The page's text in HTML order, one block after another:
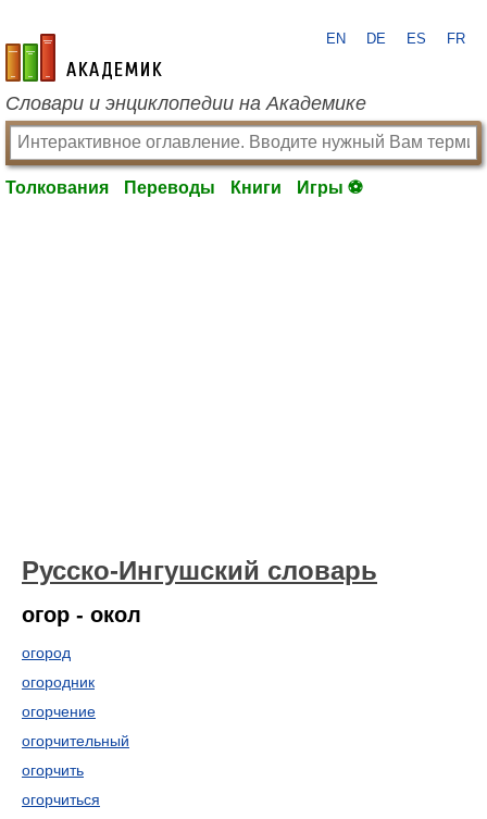
academic.ru
EN DE ES FR
Словари и энциклопедии на Академике
Толкования Переводы Книги Игры ⚽
Русско-Ингушский словарь
огор - окол
огород
огородник
огорчение
огорчительный
огорчить
огорчиться